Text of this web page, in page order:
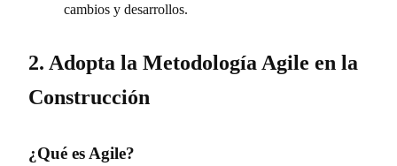
cambios y desarrollos.
2. Adopta la Metodología Agile en la
Construcción
¿Qué es Agile?